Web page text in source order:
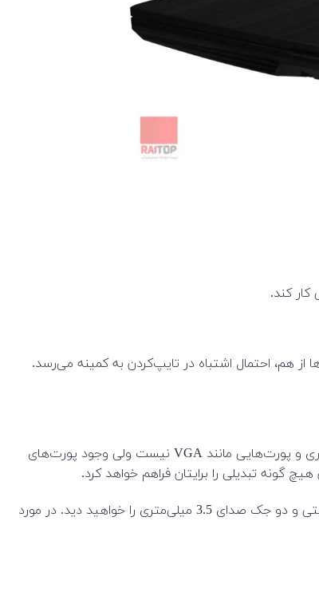
کند.
از هم، احتمال اشتباه در تایپ‌کردن به کمینه می‌رسد.
شرکت MSI برای ساخت این لپ‌تاپ افزون بر کارایی، تقریبا گوناگونی خوبی از پورت‌ها را در نظر گرفته است. هرچند در این مدل خبری از درایو نوری و پورت‌هایی مانند VGA نیست ولی وجود پورت‌های
در سمت راست، دو پورت USB-A 3.2 Gen 1، یک درگاه Type-C (با پشتیبانی از خروجی ویدیوی DP Alt Mode)، یک پورت LAN RJ-45 1 گیگابیتی و دو جک صدای 3.5 میلی‌متری را خواهید دید. در مورد